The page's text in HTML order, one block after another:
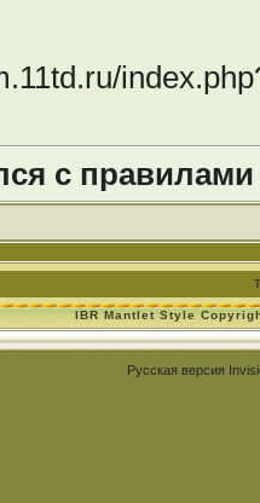
с
IBR Mantlet Style
Русская версия